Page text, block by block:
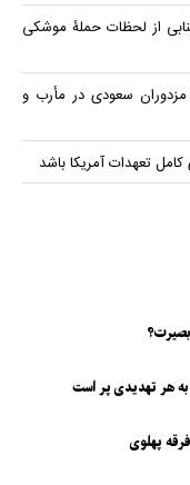
از لحظات حملۀ موشکی
سعودی در مأرب و
تعهدات آمریکا باشد
به هر تهدیدی پر است
پهلوی